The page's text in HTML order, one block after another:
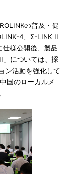
の普及・促
4、Σ-LINK II
様公開後、製品
」については、採
ン活動を強化して
国のローカルメ